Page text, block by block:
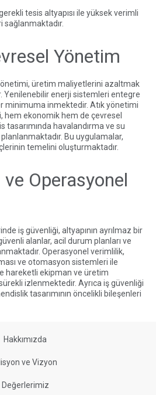
Yönetim
üretim maliyetlerini azaltmak
Yenilenebilir enerji sistemleri entegre
minimuma inmektedir. Atık yönetimi
hem ekonomik hem de çevresel
tasarımında havalandırma ve su
Bu uygulamalar,
temelini oluşturmaktadır.
Operasyonel
iş güvenliği, altyapının ayrılmaz bir
alanlar, acil durum planları ve
Operasyonel verimlilik,
ve otomasyon sistemleri ile
hareketli ekipman ve üretim
izlenmektedir. Ayrıca iş güvenliği
tasarımının öncelikli bileşenleri
Hakkımızda
ve Vizyon
Değerlerimiz